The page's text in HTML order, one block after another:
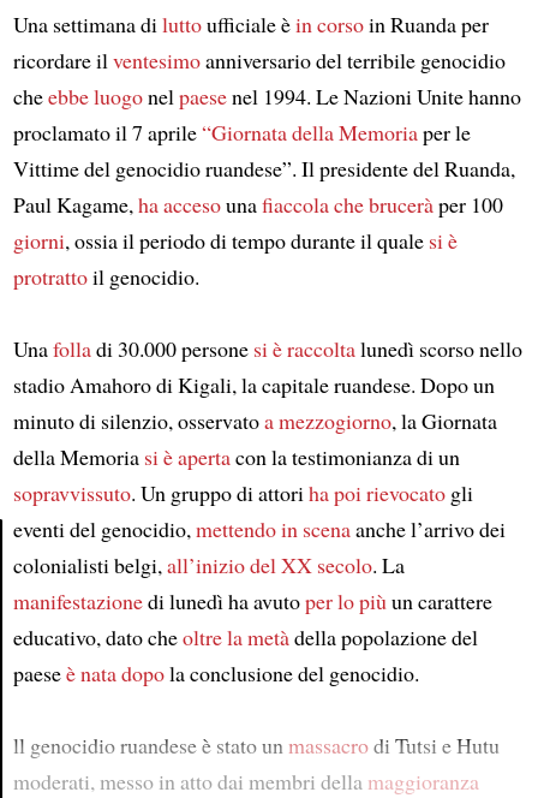
Una settimana diluttoufficiale èin corsoin Ruanda per
ricordare ilventesimoanniversario del terribile genocidio
cheebbe luogonelpaesenel 1994. Le Nazioni Unite hanno
proclamato il 7 aprile“Giornata della Memoriaper le
Vittime del genocidio ruandese”. Il presidente del Ruanda,
Paul Kagame,ha accesounafiaccolache bruceràper 100
giorni, ossia il periodo di tempo durante il quale si è
protrattoil genocidio.
Unafolladi 30.000 persone si è raccoltalunedì scorso nello
stadio Amahoro di Kigali, la capitale ruandese. Dopo un
minuto di silenzio, osservatoa mezzogiorno, la Giornata
della Memoria si è apertacon la testimonianza di un
sopravvissuto. Un gruppo di attoriha poi rievocatogli
eventi del genocidio,mettendo in scenaanche l’arrivo dei
colonialisti belgi,all’inizio del XX secolo. La
manifestazionedi lunedì ha avutoper lo piùun carattere
educativo, dato cheoltre la metàdella popolazione del
paeseè natadopola conclusione del genocidio.
ll genocidio ruandese è stato unmassacrodi Tutsi e Hutu
moderati, messo in atto dai membri della maggioranza